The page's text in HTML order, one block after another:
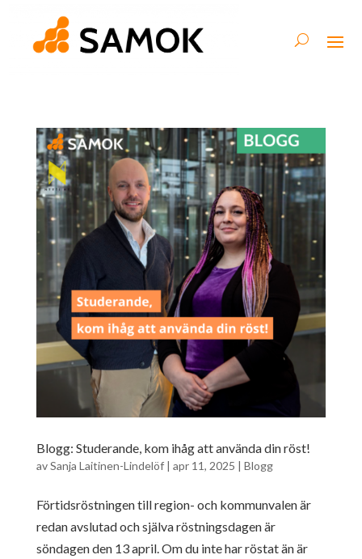
Blogg: Studerande, kom ihåg att använda din röst!
avSanja Laitinen-Lindelöf| apr 11, 2025 | Blogg
Förtidsröstningen till region- och kommunvalen är
redan avslutad och själva röstningsdagen är
söndagen den 13 april. Om du inte har röstat än är